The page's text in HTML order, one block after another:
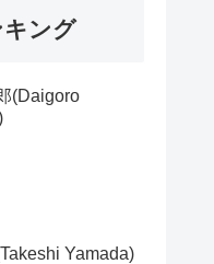
ング
(Daigoro
Yamada)